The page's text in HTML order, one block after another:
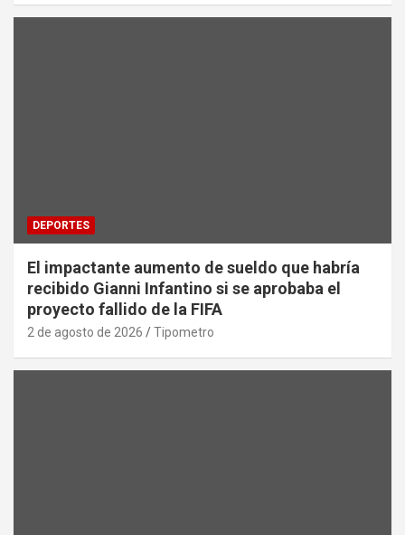
DEPORTES
El impactante aumento de sueldo que habría
recibido Gianni Infantino si se aprobaba el
proyecto fallido de la FIFA
2 de agosto de 2026 Tipometro